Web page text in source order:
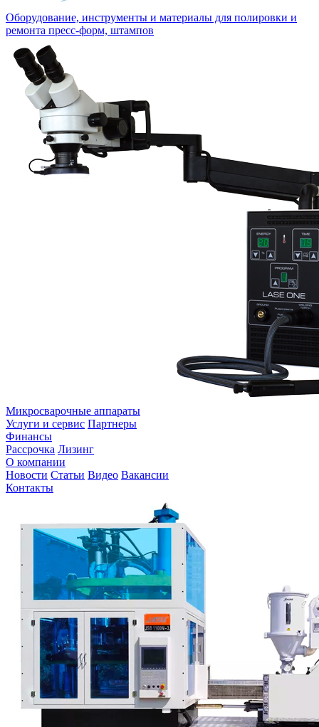
Оборудование, инструменты и материалы для полировки и
ремонта пресс-форм, штампов
Микросварочные аппараты
Услуги и сервис Партнеры
Финансы
Рассрочка Лизинг
О компании
Новости Статьи Видео Вакансии
Контакты